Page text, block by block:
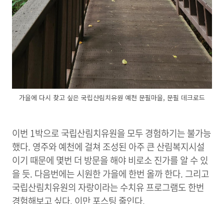
가을에 다시 찾고 싶은 국립산림치유원 예천 문필마을, 문필 데크로드
이번 1박으로 국립산림치유원을 모두 경험하기는 불가능
했다. 영주와 예천에 걸쳐 조성된 아주 큰 산림복지시설
이기 때문에 몇번 더 방문을 해야 비로소 진가를 알 수 있
을 듯. 다음번에는 시원한 가을에 한번 올까 한다. 그리고
국립산림치유원의 자랑이라는 수치유 프로그램도 한번
경험해보고 싶다. 이만 포스팅 줄인다.